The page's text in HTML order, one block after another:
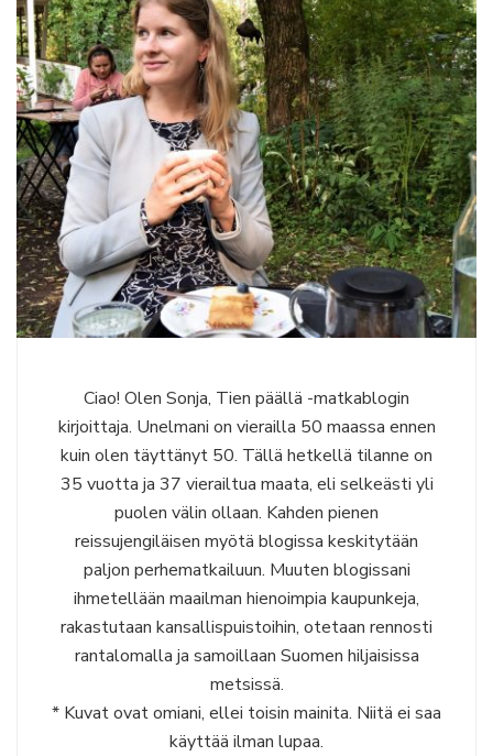
Ciao! Olen Sonja, Tien päällä -matkablogin
kirjoittaja. Unelmani on vierailla 50 maassa ennen
kuin olen täyttänyt 50. Tällä hetkellä tilanne on
35 vuotta ja 37 vierailtua maata, eli selkeästi yli
puolen välin ollaan. Kahden pienen
reissujengiläisen myötä blogissa keskitytään
paljon perhematkailuun. Muuten blogissani
ihmetellään maailman hienoimpia kaupunkeja,
rakastutaan kansallispuistoihin, otetaan rennosti
rantalomalla ja samoillaan Suomen hiljaisissa
metsissä.
* Kuvat ovat omiani, ellei toisin mainita. Niitä ei saa
käyttää ilman lupaa.